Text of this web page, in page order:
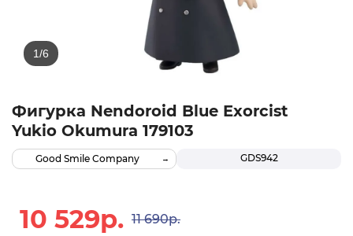
Фигурка Nendoroid Blue Exorcist
Yukio Okumura 179103
GDS942
Good Smile Company
10 529р. 11 690р.